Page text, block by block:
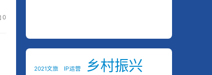
0
2021文旅 IP运营 乡村振兴